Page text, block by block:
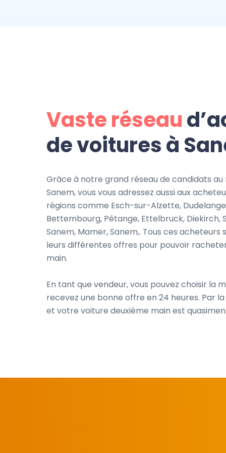
Vaste réseau
de voitures à
Grâce à notre grand réseau de candidats
Sanem, vous vous adressez aussi aux
régions comme Esch-sur-Alzette,
Bettembourg, Pétange, Ettelbruck, Diekirch,
Sanem, Mamer, Sanem,. Tous ces
leurs différentes offres pour pouvoir
main.
En tant que vendeur, vous pouvez choisir la
recevez une bonne offre en 24 heures. Par
et votre voiture deuxième main est